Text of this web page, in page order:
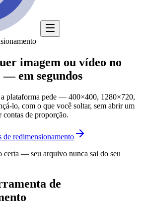
imagem ou vídeo no
— em segundos
a plataforma pede — 400×400, 1280×720,
lo, com o que você soltar, sem abrir um
contas de proporção.
de redimensionamento
certa — seu arquivo nunca sai do seu
de